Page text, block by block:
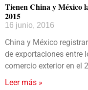
Tienen China y México
2015
16 junio, 2016
China y México
de exportaciones entre
comercio exterior en el
Leer más »